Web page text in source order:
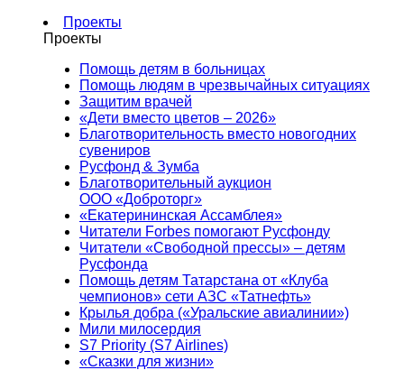
Проекты
Проекты
Помощь детям в больницах
Помощь людям в чрезвычайных ситуациях
Защитим врачей
«Дети вместо цветов – 2026»
Благотворительность вместо новогодних
сувениров
Русфонд & Зумба
Благотворительный аукцион
ООО «Доброторг»
«Екатерининская Ассамблея»
Читатели Forbes помогают Русфонду
Читатели «Свободной прессы» – детям
Русфонда
Помощь детям Татарстана от «Клуба
чемпионов» сети АЗС «Татнефть»
Крылья добра («Уральские авиалинии»)
Мили милосердия
S7 Priority (S7 Airlines)
«Сказки для жизни»